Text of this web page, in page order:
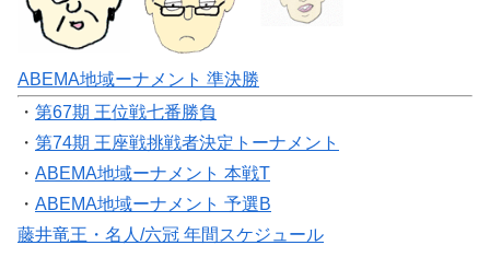
ABEMA地域ーナメント 準決勝
・ 第67期 王位戦七番勝負
・ 第74期 王座戦挑戦者決定トーナメント
・ ABEMA地域ーナメント 本戦T
・ ABEMA地域ーナメント 予選B
藤井竜王・名人/六冠 年間スケジュール